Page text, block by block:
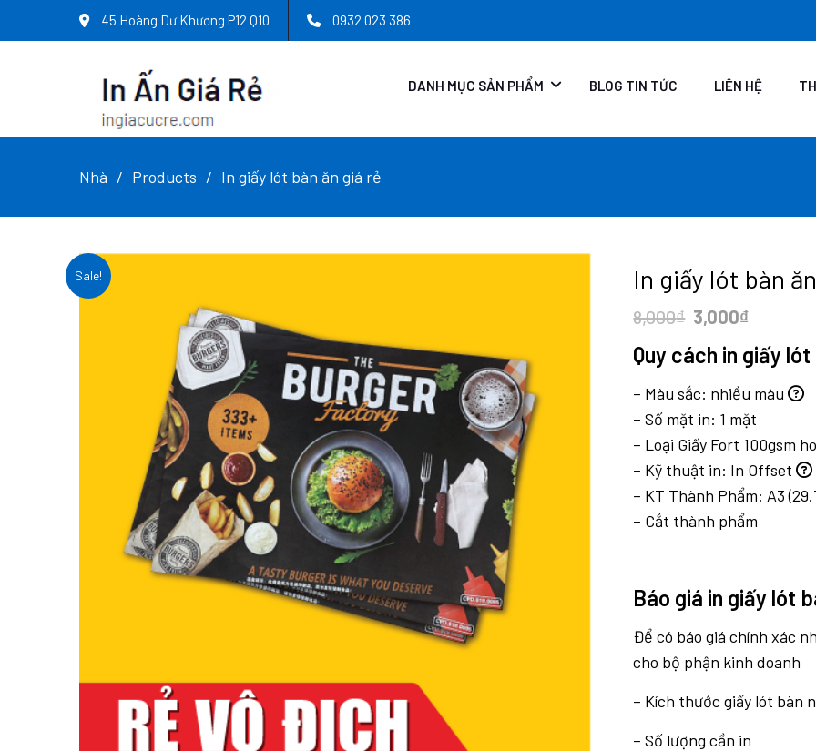
45 Hoàng Dư Khương P12 Q10 0932 023 386
DANH MỤC SẢN PHẨM BLOG TIN TỨC LIÊN HỆ
Nhà Products In giấy lót bàn ăn giá rẻ
Sale! In giấy lót bàn
8,000₫ Original
price
was:
8,000₫.
3,000₫Current
price
is:
3,000₫.
Quy cách in giấy
– Màu sắc: nhiều màu
– Số mặt in: 1 mặt
– Loại Giấy Fort 100gsm
– Kỹ thuật in: In Offset
– KT Thành Phẩm: A3
– Cắt thành phẩm
Báo giá in giấy lót
Để có báo giá chính xác
cho bộ phận kinh doanh
– Kích thước giấy lót bàn
– Số lượng cần in